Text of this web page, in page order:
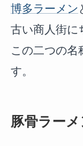
博多ラーメン
古い商人街に
この二つの名
す。
豚骨ラー